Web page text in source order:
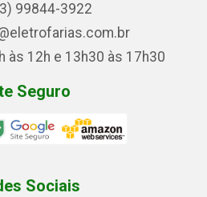
99844-3922
às 12h e 13h30 às 17h30
Seguro
Sociais